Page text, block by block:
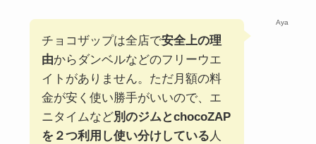
Aya
チョコザップは全店で安全上の理
由からダンベルなどのフリーウエ
イトがありません。ただ月額の料
金が安く使い勝手がいいので、エ
ニタイムなど別のジムとchocoZAP
を２つ利用し使い分けしている 人